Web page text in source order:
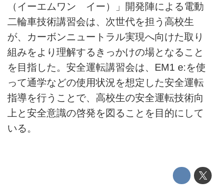
（イーエムワン イー）」開発陣による電動
二輪車技術講習会は、次世代を担う高校生
が、カーボンニュートラル実現へ向けた取り
組みをより理解するきっかけの場となること
を目指した。安全運転講習会は、EM1 e:を使
って通学などの使用状況を想定した安全運転
指導を行うことで、高校生の安全運転技術向
上と安全意識の啓発を図ることを目的にして
いる。